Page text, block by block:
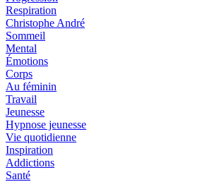
Respiration
Christophe André
Sommeil
Mental
Émotions
Corps
Au féminin
Travail
Jeunesse
Hypnose jeunesse
Vie quotidienne
Inspiration
Addictions
Santé